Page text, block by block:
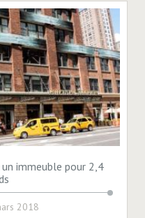
immeuble pour 2,4
2018